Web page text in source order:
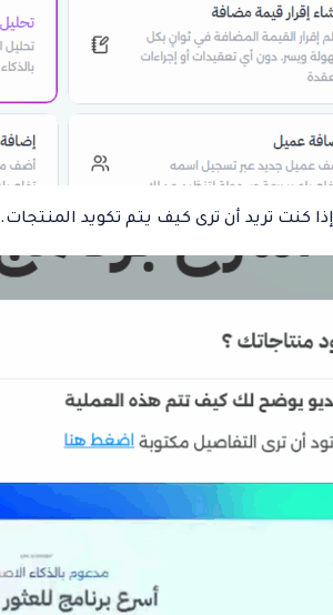
كنت تريد أن ترى كيف يتم تكويد المنتجات.